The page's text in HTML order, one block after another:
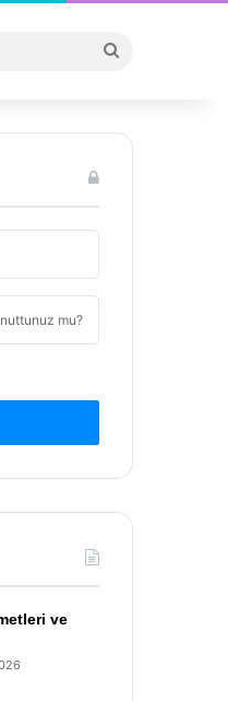
...
mu?
ve